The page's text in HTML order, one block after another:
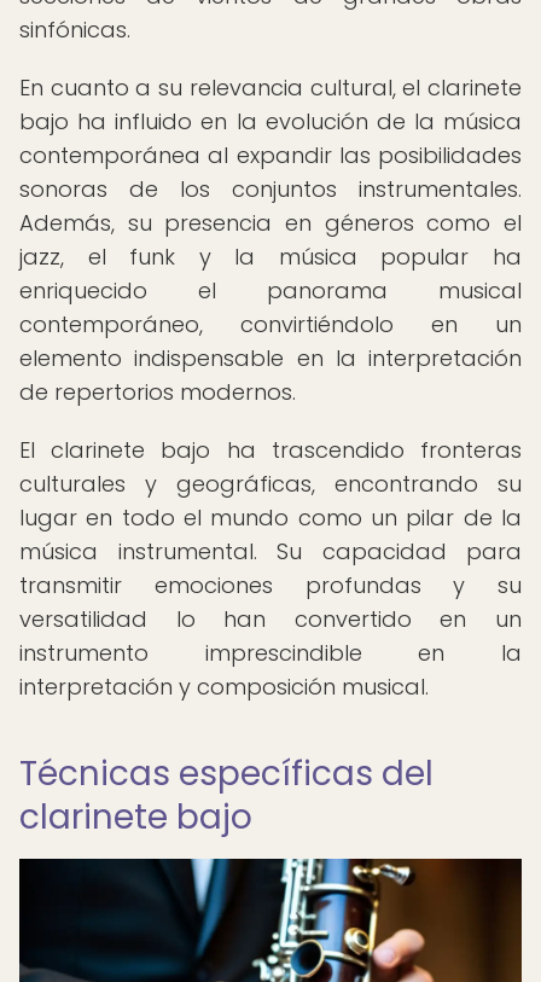
sinfónicas.
En cuanto a su relevancia cultural, el clarinete
bajo ha influido en la evolución de la música
contemporánea al expandir las posibilidades
sonoras de los conjuntos instrumentales.
Además, su presencia en géneros como el
jazz, el funk y la música popular ha
enriquecido el panorama musical
contemporáneo, convirtiéndolo en un
elemento indispensable en la interpretación
de repertorios modernos.
El clarinete bajo ha trascendido fronteras
culturales y geográficas, encontrando su
lugar en todo el mundo como un pilar de la
música instrumental. Su capacidad para
transmitir emociones profundas y su
versatilidad lo han convertido en un
instrumento imprescindible en la
interpretación y composición musical.
Técnicas específicas del
clarinete bajo